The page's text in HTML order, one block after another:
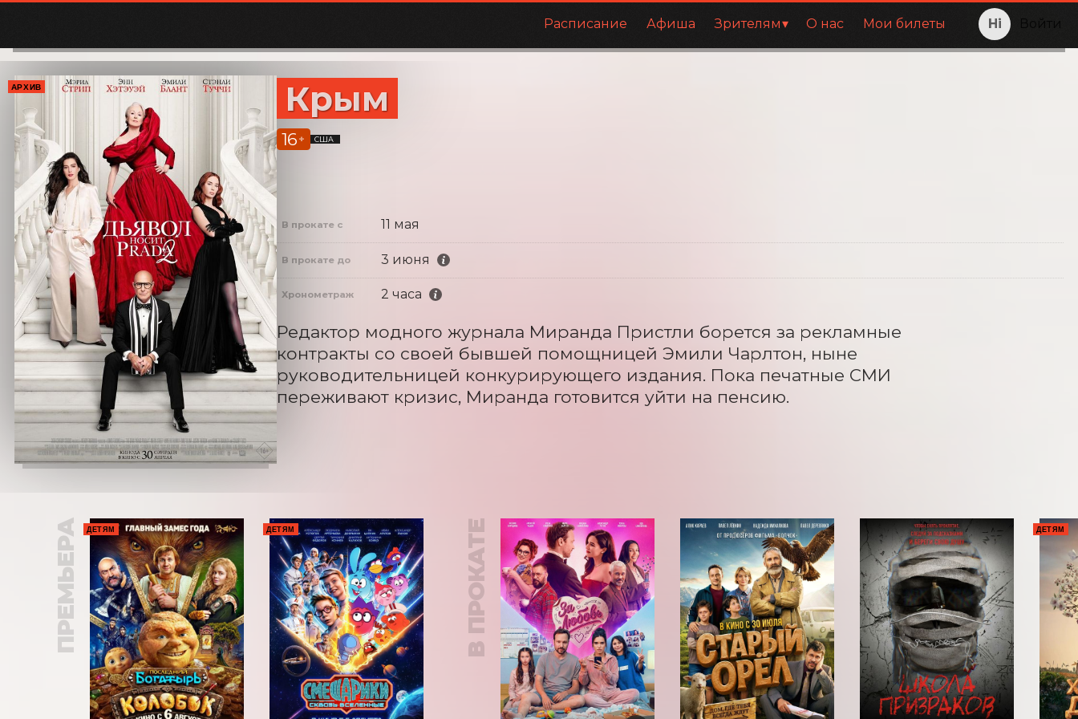
Расписание Афиша Зрителям О нас Мои билеты Войти
АРХИВ Крым
16 + США
В прокате с 11 мая
В прокате до 3 июня
Хронометраж 2 часа
Редактор модного журнала Миранда Пристли борется за рекламные
контракты со своей бывшей помощницей Эмили Чарлтон, ныне
руководительницей конкурирующего издания. Пока печатные СМИ
переживают кризис, Миранда готовится уйти на пенсию.
ПРЕМЬЕРА ДЕТЯМ ДЕТЯМ В ПРОКАТЕ ДЕТЯМ